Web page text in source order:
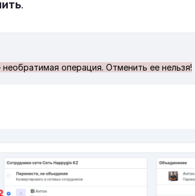
.
операция. Отменить ее нельзя!